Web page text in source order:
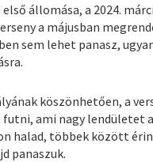
állomása, a 2024.
a májusban
sem lehet panasz,
köszönhetően, a
ami nagy lendületet
halad, többek között
panaszuk.